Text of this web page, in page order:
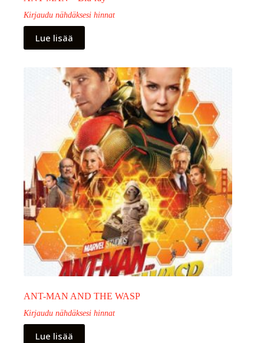
Kirjaudu nähdäksesi hinnat
Lue lisää
ANT-MAN AND THE WASP
Kirjaudu nähdäksesi hinnat
Lue lisää